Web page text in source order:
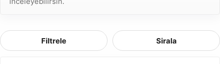
Filtrele Sirala